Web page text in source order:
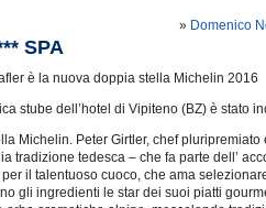
» Domenico
SPA
è la nuova doppia stella Michelin 2016
stube dell’hotel di Vipiteno (BZ) è stato
Michelin. Peter Girtler, chef
tedesca – che fa parte dell’
il talentuoso cuoco, che ama
gli ingredienti le star dei suoi piatti